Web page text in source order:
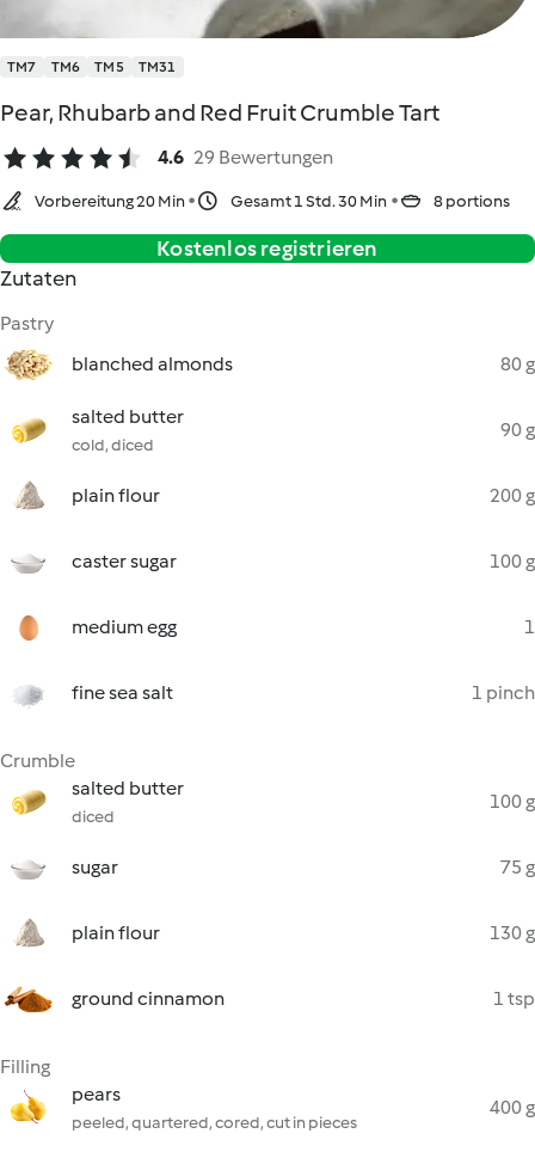
TM7 TM6 TM5 TM31
Pear, Rhubarb and Red Fruit Crumble Tart
4.6 29 Bewertungen
Vorbereitung 20 Min Gesamt 1 Std. 30 Min 8 portions
Kostenlos registrieren
Zutaten
Pastry
blanched almonds
80 g
salted butter
cold, diced
90 g
plain flour 200 g
caster sugar 100 g
medium egg 1
fine sea salt 1 pinch
Crumble
salted butter
diced
100 g
sugar 75 g
plain flour 130 g
ground cinnamon 1 tsp
Filling
pears
peeled, quartered, cored, cut in pieces
400 g